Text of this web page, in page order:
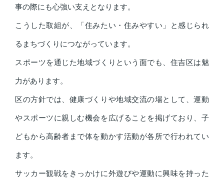
事の際にも心強い支えとなります。
こうした取組が、「住みたい・住みやすい」と感じられ
るまちづくりにつながっています。
スポーツを通じた地域づくりという面でも、住吉区は魅
力があります。
区の方針では、健康づくりや地域交流の場として、運動
やスポーツに親しむ機会を広げることを掲げており、子
どもから高齢者まで体を動かす活動が各所で行われてい
ます。
サッカー観戦をきっかけに外遊びや運動に興味を持った